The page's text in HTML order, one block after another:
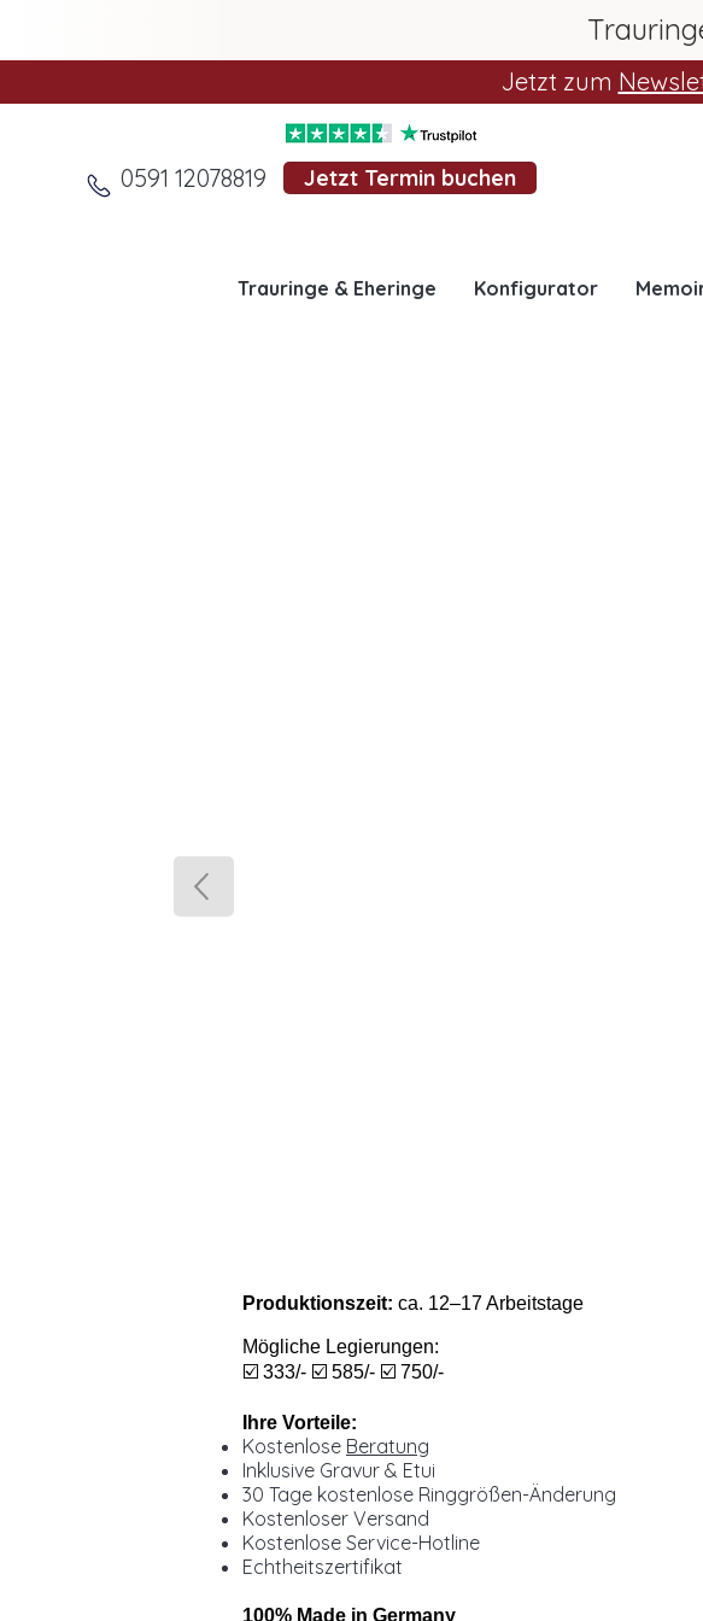
Jetzt zum
0591 12078819 Jetzt Termin buchen
Trauringe & Eheringe Konfigurator
Produktionszeit: ca. 12–17 Arbeitstage
Mögliche Legierungen:
☑️ 333/- ☑️ 585/- ☑️ 750/-
Ihre Vorteile:
Kostenlose Beratung
Inklusive Gravur & Etui
30 Tage kostenlose Ringgrößen-Änderung
Kostenloser Versand
Kostenlose Service-Hotline
Echtheitszertifikat
100% Made in Germany